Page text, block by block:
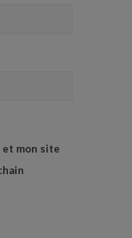
et mon site